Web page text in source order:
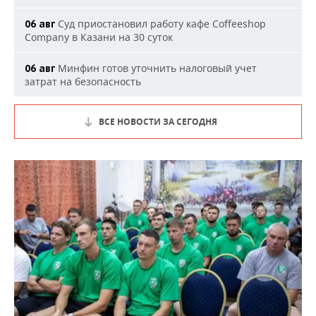
06 авг Суд приостановил работу кафе Coffeeshop
Company в Казани на 30 суток
06 авг Минфин готов уточнить налоговый учет
затрат на безопасность
ВСЕ НОВОСТИ ЗА СЕГОДНЯ